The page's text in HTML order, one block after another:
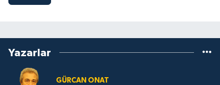
Yazarlar
GÜRCAN ONAT